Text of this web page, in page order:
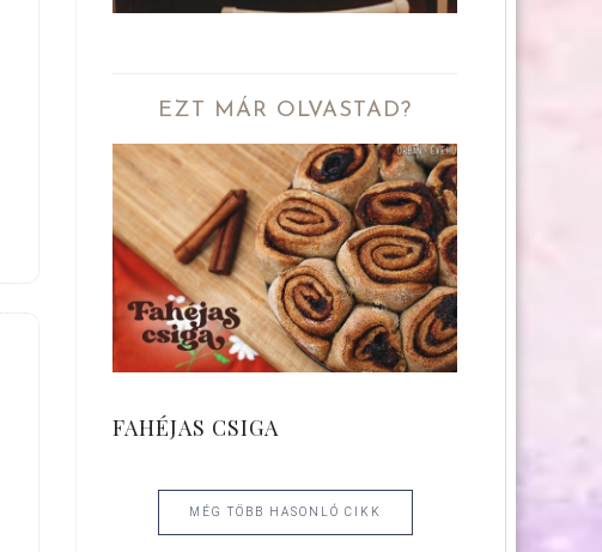
EZT MÁR OLVASTAD?
FAHÉJAS CSIGA
MÉG TÖBB HASONLÓ CIKK